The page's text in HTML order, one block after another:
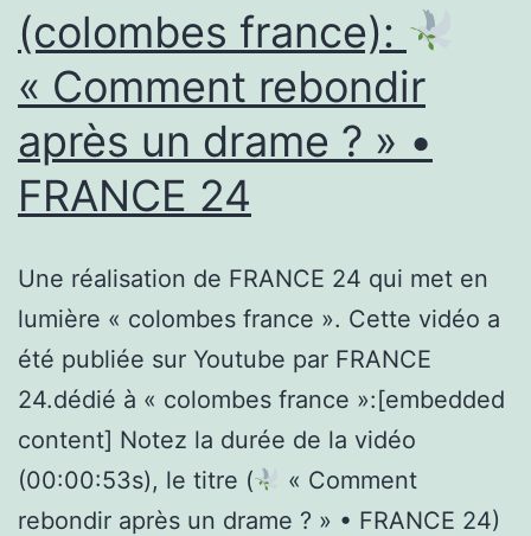
8781
(colombes france):
« Comment rebondir
après un drame ? » •
FRANCE 24
Une réalisation de FRANCE 24 qui met en
lumière « colombes france ». Cette vidéo a
été publiée sur Youtube par FRANCE
24.dédié à « colombes france »:[embedded
content] Notez la durée de la vidéo
(00:00:53s), le titre (
« Comment
rebondir après un drame ? » • FRANCE 24)